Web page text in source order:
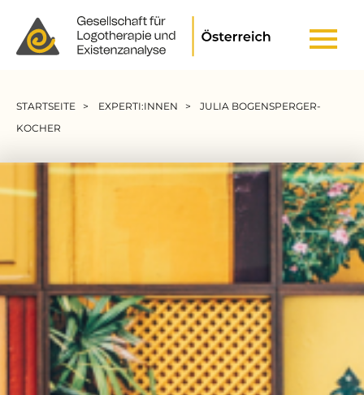
STARTSEITE EXPERTI:INNEN
JULIA BOGENSPERGER-
KOCHER